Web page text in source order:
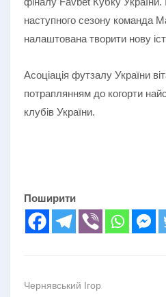
наступного сезону команда
налаштована творити нову
Асоціація футзалу України
потраплянням до когорти
клубів України.
Поширити
Чернявський Ігор